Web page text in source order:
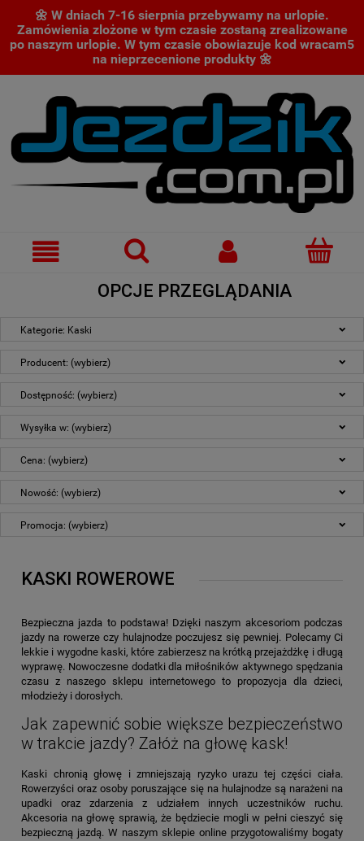
🌼 W dniach 7-16 sierpnia przebywamy na urlopie.
Zamówienia zlożone w tym czasie zostaną zrealizowane
po naszym urlopie. W tym czasie obowiazuje kod wracam5
na nieprzecenione produkty 🌼
OPCJE PRZEGLĄDANIA
Kategorie: Kaski
Producent: (wybierz)
Dostępność: (wybierz)
Wysyłka w: (wybierz)
Cena: (wybierz)
Nowość: (wybierz)
Promocja: (wybierz)
KASKI ROWEROWE
Bezpieczna jazda to podstawa! Dzięki naszym akcesoriom podczas
jazdy na rowerze czy hulajnodze poczujesz się pewniej. Polecamy Ci
lekkie i wygodne kaski, które zabierzesz na krótką przejażdżkę i długą
wyprawę. Nowoczesne dodatki dla miłośników aktywnego spędzania
czasu z naszego sklepu internetowego to propozycja dla dzieci,
młodzieży i dorosłych.
Jak zapewnić sobie większe bezpieczeństwo
w trakcie jazdy? Załóż na głowę kask!
Kaski chronią głowę i zmniejszają ryzyko urazu tej części ciała.
Rowerzyści oraz osoby poruszające się na hulajnodze są narażeni na
upadki oraz zdarzenia z udziałem innych uczestników ruchu.
Akcesoria na głowę sprawią, że będziecie mogli w pełni cieszyć się
bezpieczną jazdą. W naszym sklepie online przygotowaliśmy bogaty